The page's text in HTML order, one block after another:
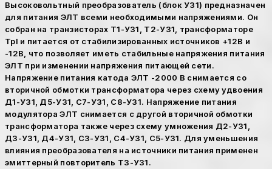
Высоковольтный преобразователь (блок У31) предназначен
для питания ЭЛТ всеми необходимыми напряжениями. Он
собран на транзисторах Т1-У31, Т2-У31, трансформаторе
Tpl и питается от стабилизированных источников +12В и
-12В, что позволяет иметь стабильные напряжения питания
ЭЛТ при изменении напряжения питающей сети.
Напряжение питания катода ЭЛТ -2000 В снимается со
вторичной обмотки трансформатора через схему удвоения
Д1-У31, Д5-У31, С7-У31, С8-У31. Напряжение питания
модулятора ЭЛТ снимается с другой вторичной обмотки
трансформатора также через схему умножения Д2-У31,
ДЗ-У31, Д4-У31, СЗ-У31, С4-У31, С5-У31. Для уменьшения
влияния преобразователя на источники питания применен
эмиттерный повторитель ТЗ-У31.